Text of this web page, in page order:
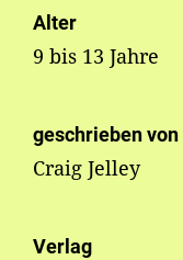
Alter
9 bis 13 Jahre
geschrieben von
Craig Jelley
Verlag